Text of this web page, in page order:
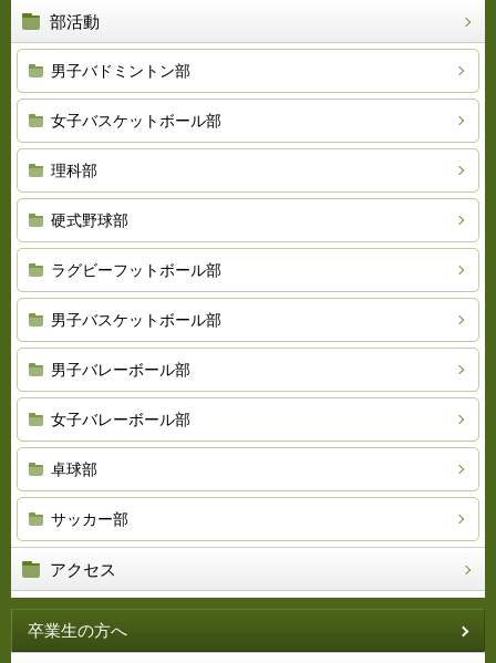
部活動
男子バドミントン部
女子バスケットボール部
理科部
硬式野球部
ラグビーフットボール部
男子バスケットボール部
男子バレーボール部
女子バレーボール部
卓球部
サッカー部
アクセス
卒業生の方へ